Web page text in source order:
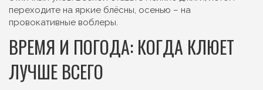
переходите на яркие блёсны, осенью – на
провокативные воблеры.
ВРЕМЯ И ПОГОДА: КОГДА КЛЮЕТ
ЛУЧШЕ ВСЕГО